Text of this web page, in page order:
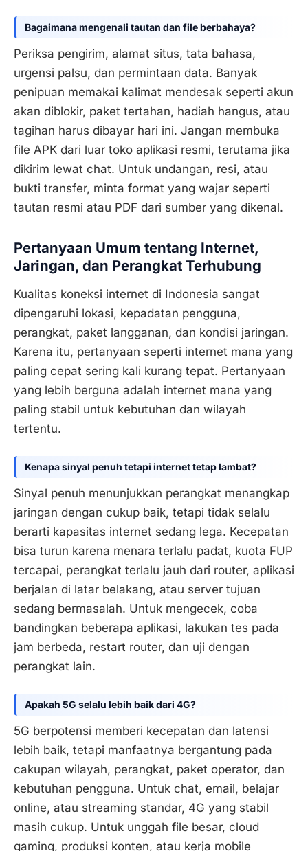
Bagaimana mengenali tautan dan file berbahaya?
Periksa pengirim, alamat situs, tata bahasa,
urgensi palsu, dan permintaan data. Banyak
penipuan memakai kalimat mendesak seperti akun
akan diblokir, paket tertahan, hadiah hangus, atau
tagihan harus dibayar hari ini. Jangan membuka
file APK dari luar toko aplikasi resmi, terutama jika
dikirim lewat chat. Untuk undangan, resi, atau
bukti transfer, minta format yang wajar seperti
tautan resmi atau PDF dari sumber yang dikenal.
Pertanyaan Umum tentang Internet,
Jaringan, dan Perangkat Terhubung
Kualitas koneksi internet di Indonesia sangat
dipengaruhi lokasi, kepadatan pengguna,
perangkat, paket langganan, dan kondisi jaringan.
Karena itu, pertanyaan seperti internet mana yang
paling cepat sering kali kurang tepat. Pertanyaan
yang lebih berguna adalah internet mana yang
paling stabil untuk kebutuhan dan wilayah
tertentu.
Kenapa sinyal penuh tetapi internet tetap lambat?
Sinyal penuh menunjukkan perangkat menangkap
jaringan dengan cukup baik, tetapi tidak selalu
berarti kapasitas internet sedang lega. Kecepatan
bisa turun karena menara terlalu padat, kuota FUP
tercapai, perangkat terlalu jauh dari router, aplikasi
berjalan di latar belakang, atau server tujuan
sedang bermasalah. Untuk mengecek, coba
bandingkan beberapa aplikasi, lakukan tes pada
jam berbeda, restart router, dan uji dengan
perangkat lain.
Apakah 5G selalu lebih baik dari 4G?
5G berpotensi memberi kecepatan dan latensi
lebih baik, tetapi manfaatnya bergantung pada
cakupan wilayah, perangkat, paket operator, dan
kebutuhan pengguna. Untuk chat, email, belajar
online, atau streaming standar, 4G yang stabil
masih cukup. Untuk unggah file besar, cloud
gaming, produksi konten, atau kerja mobile